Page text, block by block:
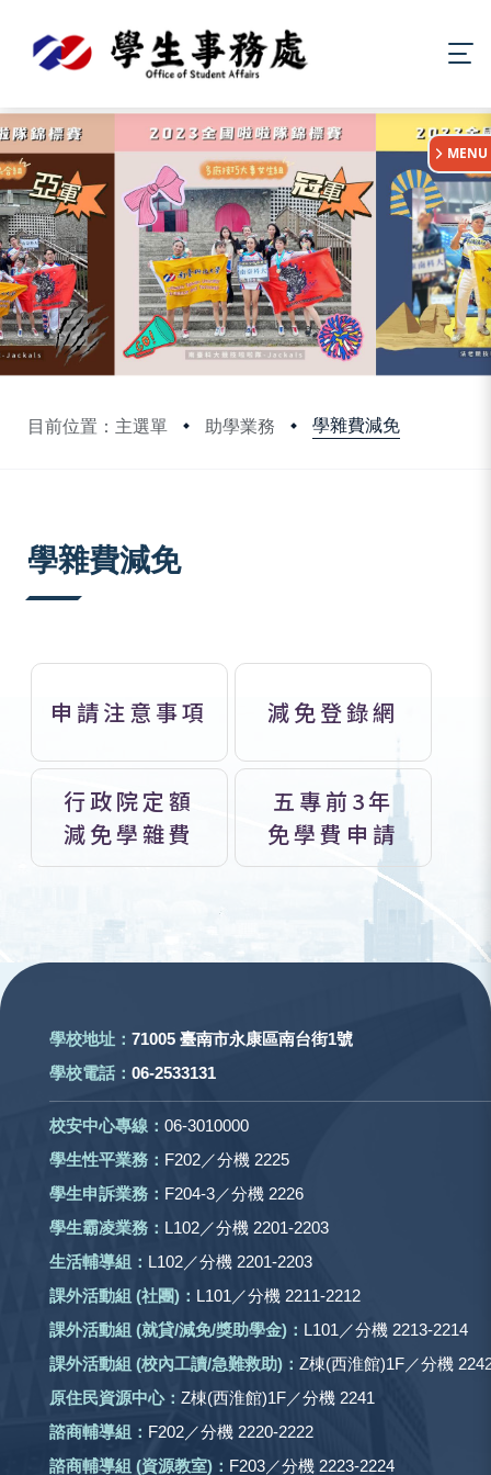
目前位置：主選單 助學業務 學雜費減免
MENU
學雜費減免
申請注意事項 減免登錄網
行政院定額
減免學雜費
五專前3年
免學費申請
學校地址： 71005 臺南市永康區南台街1號
學校電話： 06-2533131
校安中心專線： 06-3010000
學生性平業務： F202／分機 2225
學生申訴業務： F204-3／分機 2226
學生霸凌業務： L102／分機 2201-2203
生活輔導組： L102／分機 2201-2203
課外活動組 (社團) ： L101／分機 2211-2212
課外活動組 (就貸/減免/獎助學金)： L101／分機 2213-2214
課外活動組 (校內工讀/急難救助) ： Z棟(西淮館)1F／分機
原住民資源中心： Z棟(西淮館)1F／分機 2241
諮商輔導組： F202／分機 2220-2222
諮商輔導組 (資源教室)： F203／分機 2223-2224